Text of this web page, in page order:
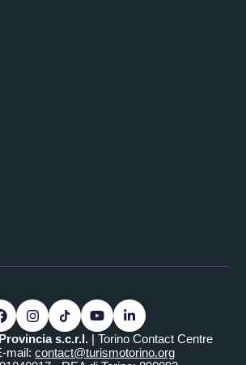
s.c.r.l. | Torino Contact Centre
mail: contact@turismotorino.org